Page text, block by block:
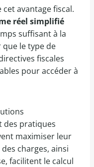
avantage fiscal.
réel simplifié
suffisant à la
que le type de
fiscales
pour accéder à
des pratiques
maximiser leur
charges, ainsi
facilitent le calcul